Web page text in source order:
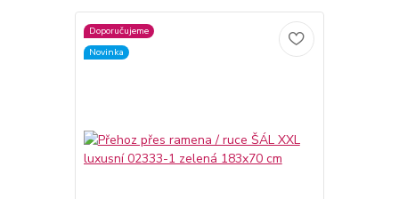
Doporučujeme
Novinka